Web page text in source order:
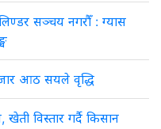
सञ्चय नगरौँ : ग्यास
आठ सयले वृद्धि
विस्तार गर्दै किसान